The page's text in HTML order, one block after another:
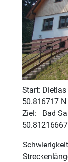
Start: Dietlas
50.816717
Ziel: Bad
Schwierigkeit